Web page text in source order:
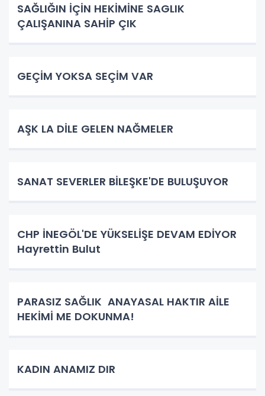
SAĞLIĞIN İÇİN HEKİMİNE SAGLIK
ÇALIŞANINA SAHİP ÇIK
GEÇİM YOKSA SEÇİM VAR
AŞK LA DİLE GELEN NAĞMELER
SANAT SEVERLER BİLEŞKE'DE BULUŞUYOR
CHP İNEGÖL'DE YÜKSELİŞE DEVAM EDİYOR
Hayrettin Bulut
PARASIZ SAĞLIK ANAYASAL HAKTIR AİLE
HEKİMİ ME DOKUNMA!
KADIN ANAMIZ DIR